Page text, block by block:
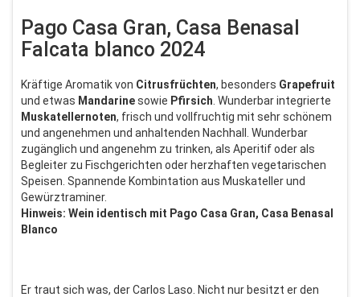
Pago Casa Gran, Casa Benasal
Falcata blanco 2024
Kräftige Aromatik von Citrusfrüchten, besonders Grapefruit
und etwas Mandarinesowie Pfirsich . Wunderbar integrierte
Muskatellernoten, frisch und vollfruchtig mit sehr schönem
und angenehmen und anhaltenden Nachhall. Wunderbar
zugänglich und angenehm zu trinken, als Aperitif oder als
Begleiter zu Fischgerichten oder herzhaften vegetarischen
Speisen. Spannende Kombintation aus Muskateller und
Gewürztraminer.
Hinweis: Wein identisch mit Pago Casa Gran, Casa Benasal
Blanco
Er traut sich was, der Carlos Laso. Nicht nur besitzt er den